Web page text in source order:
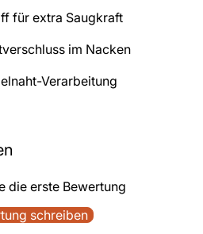
für extra Saugkraft
im Nacken
Verarbeitung
die erste Bewertung
schreiben